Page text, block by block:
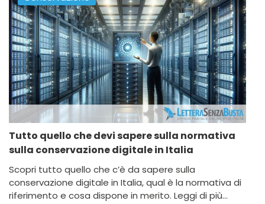
Tutto quello che devi sapere sulla normativa
sulla conservazione digitale in Italia
Scopri tutto quello che c’è da sapere sulla
conservazione digitale in Italia, qual è la normativa di
riferimento e cosa dispone in merito. Leggi di più...